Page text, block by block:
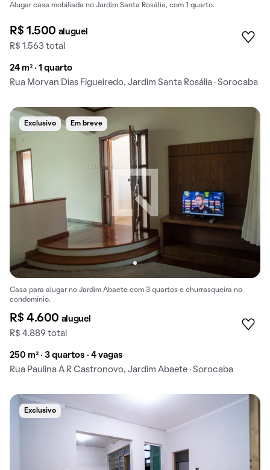
Alugar casa mobiliada no Jardim Santa Rosália, com 1 quarto.
R$ 1.500 aluguel
R$ 1.563 total
24 m² · 1 quarto
Rua Morvan Dias Figueiredo, Jardim Santa Rosália · Sorocaba
Exclusivo Em breve
Casa para alugar no Jardim Abaete com 3 quartos e churrasqueira no
condomínio.
R$ 4.600 aluguel
R$ 4.889 total
250 m² · 3 quartos · 4 vagas
Rua Paulina A R Castronovo, Jardim Abaete · Sorocaba
Exclusivo